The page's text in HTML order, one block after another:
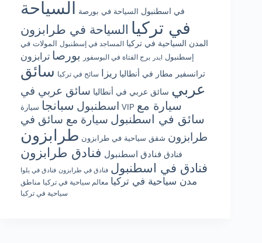
في اسطنبول السياحة في بورصة
السياحة
في تركيا السياحة في طرابزون
المدن السياحية في تركيا المساجد في إسطنبول
المولات في
إسطنبول
ايدر برج الفتاة في البوسفور بورصا ترابزون
ترانسفير مطار في أنطاليا ريزا سائح في تركيا سائق
عربي سائق عربي في أنطاليا سائق عربي في
اسطنبول سبانجا سيارة VIP سيارة مع
سائق في اسطنبول سيارة مع سائق في
طرابزون شقق سياحية في طرابزون طرابزون
فنادق فنادق اسطنبول فنادق طرابزون
فنادق في اسطنبول فنادق في طرابزون فنادق في يلوا
مدن سياحية في تركيا معالم سياحية في تركيا مناطق
سياحية في تركيا